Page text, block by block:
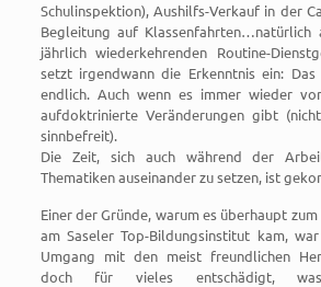
Schulinspektion), Aushilfs-Verkauf in der
Begleitung auf Klassenfahrten…natürlich
jährlich wiederkehrenden Routine-
setzt irgendwann die Erkenntnis ein: Das
endlich. Auch wenn es immer wieder
aufdoktrinierte Veränderungen gibt
sinnbefreit).
Die Zeit, sich auch während der
Thematiken auseinander zu setzen, ist
Einer der Gründe, warum es überhaupt
am Saseler Top-Bildungsinstitut kam,
Umgang mit den meist freundlichen
doch für vieles entschädigt,